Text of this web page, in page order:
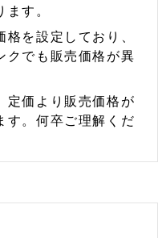
す。
格を設定しており、
クでも販売価格が異
定価より販売価格が
す。何卒ご理解くだ